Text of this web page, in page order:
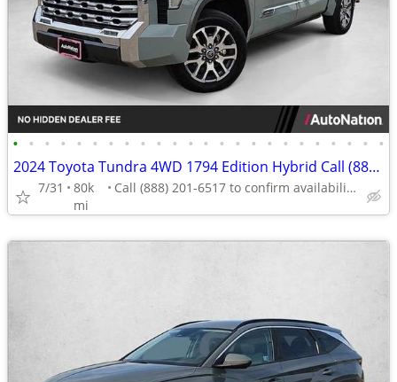
• • • • • • • • • • • • • • • • • • • • • • • •
2024 Toyota Tundra 4WD 1794 Edition Hybrid Call (888) 201-6517
7/31
80k
mi
Call (888) 201-6517 to confirm availability - May 14th